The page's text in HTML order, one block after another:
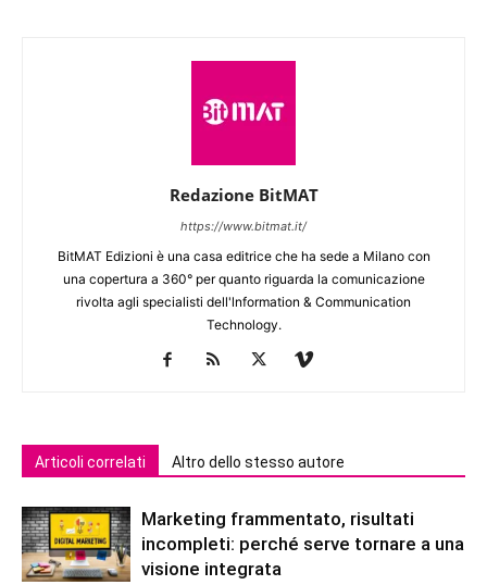
Redazione BitMAT
https://www.bitmat.it/
BitMAT Edizioni è una casa editrice che ha sede a Milano con
una copertura a 360° per quanto riguarda la comunicazione
rivolta agli specialisti dell'lnformation & Communication
Technology.
Articoli correlati Altro dello stesso autore
Marketing frammentato, risultati
incompleti: perché serve tornare a una
visione integrata